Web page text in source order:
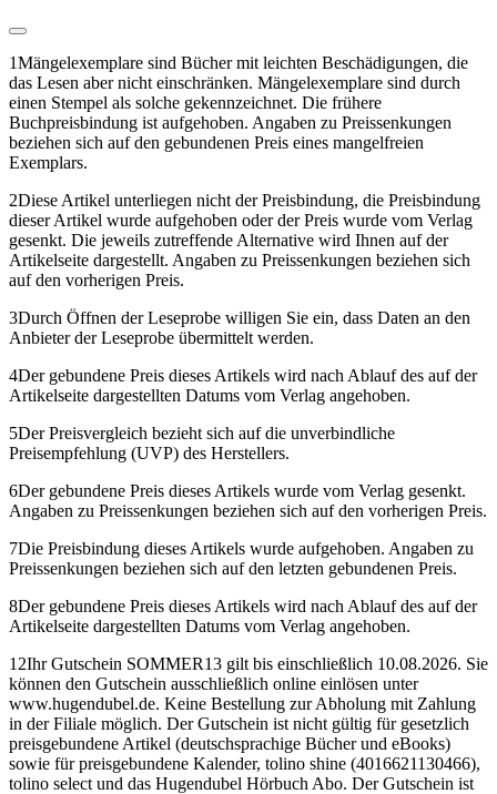
1Mängelexemplare sind Bücher mit leichten Beschädigungen, die
das Lesen aber nicht einschränken. Mängelexemplare sind durch
einen Stempel als solche gekennzeichnet. Die frühere
Buchpreisbindung ist aufgehoben. Angaben zu Preissenkungen
beziehen sich auf den gebundenen Preis eines mangelfreien
Exemplars.
2Diese Artikel unterliegen nicht der Preisbindung, die Preisbindung
dieser Artikel wurde aufgehoben oder der Preis wurde vom Verlag
gesenkt. Die jeweils zutreffende Alternative wird Ihnen auf der
Artikelseite dargestellt. Angaben zu Preissenkungen beziehen sich
auf den vorherigen Preis.
3Durch Öffnen der Leseprobe willigen Sie ein, dass Daten an den
Anbieter der Leseprobe übermittelt werden.
4Der gebundene Preis dieses Artikels wird nach Ablauf des auf der
Artikelseite dargestellten Datums vom Verlag angehoben.
5Der Preisvergleich bezieht sich auf die unverbindliche
Preisempfehlung (UVP) des Herstellers.
6Der gebundene Preis dieses Artikels wurde vom Verlag gesenkt.
Angaben zu Preissenkungen beziehen sich auf den vorherigen Preis.
7Die Preisbindung dieses Artikels wurde aufgehoben. Angaben zu
Preissenkungen beziehen sich auf den letzten gebundenen Preis.
8Der gebundene Preis dieses Artikels wird nach Ablauf des auf der
Artikelseite dargestellten Datums vom Verlag angehoben.
12Ihr Gutschein SOMMER13 gilt bis einschließlich 10.08.2026. Sie
können den Gutschein ausschließlich online einlösen unter
www.hugendubel.de. Keine Bestellung zur Abholung mit Zahlung
in der Filiale möglich. Der Gutschein ist nicht gültig für gesetzlich
preisgebundene Artikel (deutschsprachige Bücher und eBooks)
sowie für preisgebundene Kalender, tolino shine (4016621130466),
tolino select und das Hugendubel Hörbuch Abo. Der Gutschein ist